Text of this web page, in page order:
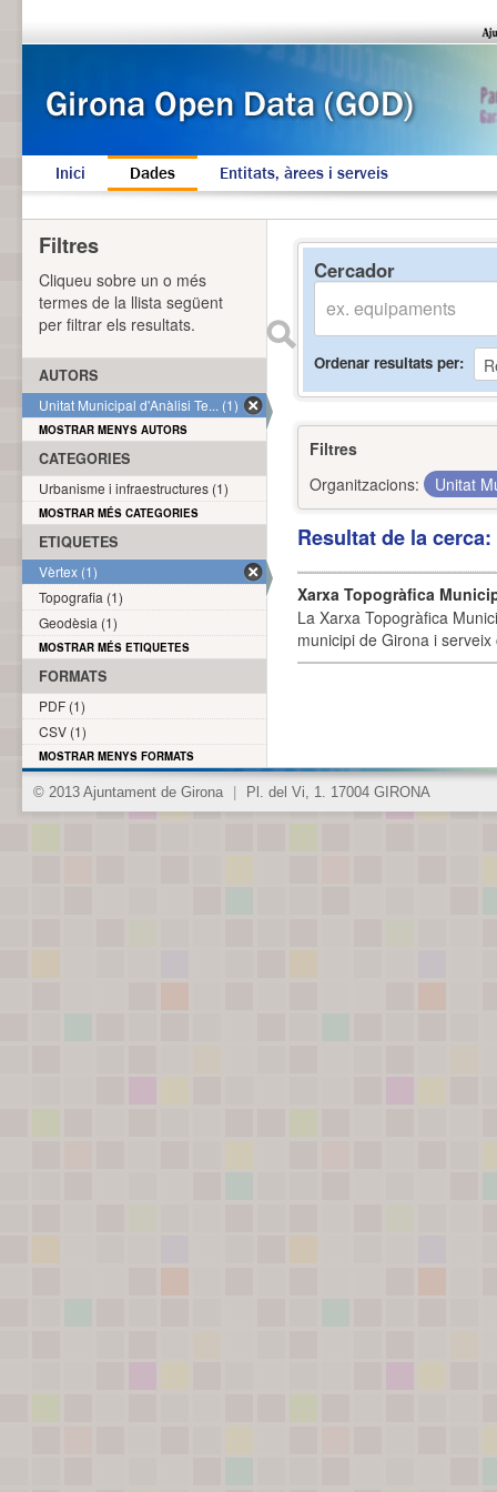
Inici Dades Entitats, àrees i serveis
Cercador
Ordenar resultats per
Filtres
Organitzacions:
Unitat
Resultat de la
Xarxa Topogràfica
La Xarxa Topogràfica
municipi de Girona i
Filtres
Cliqueu sobre un o més
termes de la llista següent
per filtrar els resultats.
AUTORS
Unitat Municipal d'Anàlisi Te... (1)
MOSTRAR MENYS AUTORS
CATEGORIES
Urbanisme i infraestructures (1)
MOSTRAR MÉS CATEGORIES
ETIQUETES
Vèrtex (1)
Topografia (1)
Geodèsia (1)
MOSTRAR MÉS ETIQUETES
FORMATS
PDF (1)
CSV (1)
MOSTRAR MENYS FORMATS
© 2013 Ajuntament de Girona Pl. del Vi, 1. 17004 GIRONA